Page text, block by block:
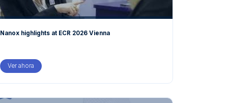
Nanox highlights at ECR 2026 Vienna
Ver ahora